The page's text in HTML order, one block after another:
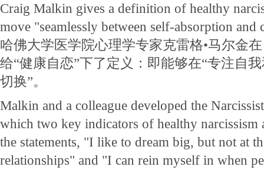
Craig Malkin gives a definition of healthy
move "seamlessly between self-absorption and
哈佛大学医学院心理学专家克雷格•马尔金
给“健康自恋”下了定义：即能够在“专注自
切换”。
Malkin and a colleague developed the
which two key indicators of healthy narcissism
the statements, "I like to dream big, but not at
relationships" and "I can rein myself in when